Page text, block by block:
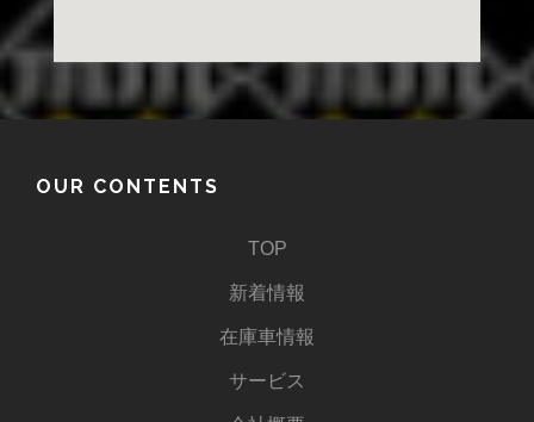
OUR CONTENTS
TOP
新着情報
在庫車情報
サービス